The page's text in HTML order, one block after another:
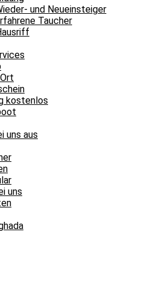
und Neueinsteiger
Taucher
kostenlos
uns aus
uns